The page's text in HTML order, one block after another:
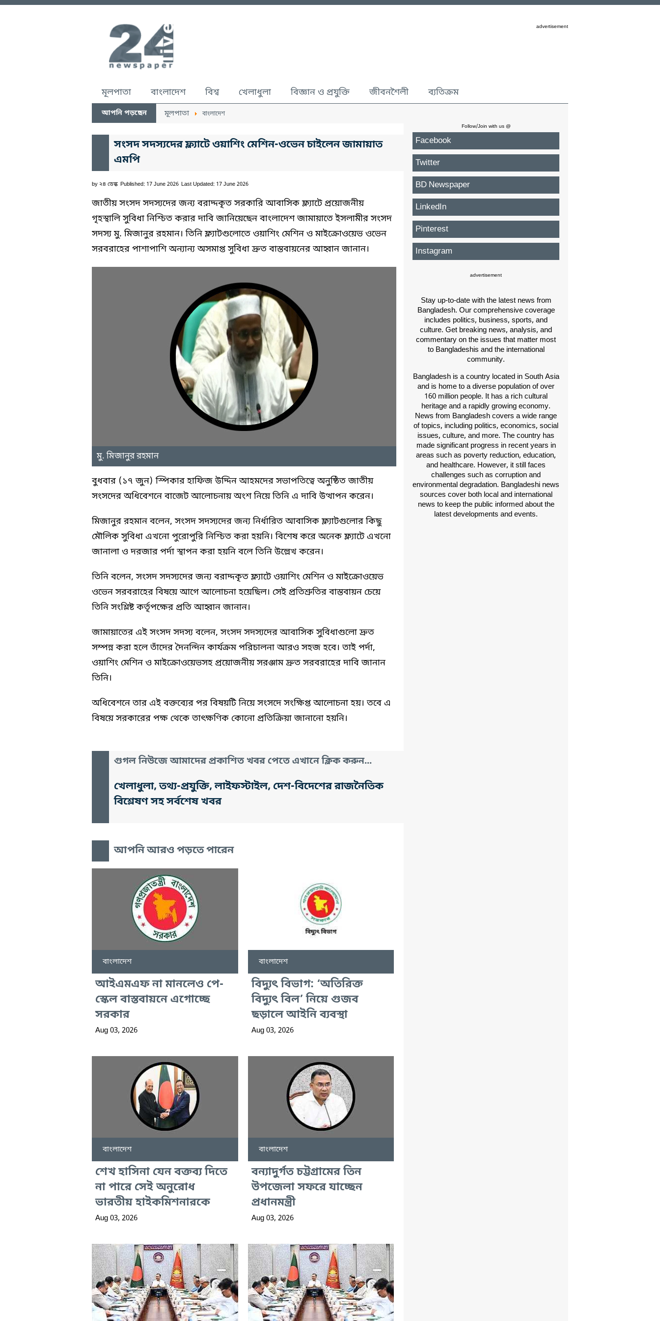
advertisement
মূলপাতা বাংলাদেশ বিশ্ব খেলাধুলা বিজ্ঞান ও প্রযুক্তি জীবনশৈলী ব্যতিক্রম
আপনি পড়ছেন মূলপাতা বাংলাদেশ
সংসদ সদস্যদের ফ্ল্যাটে ওয়াশিং মেশিন-ওভেন চাইলেন জামায়াত
এমপি
by ২৪ ডেস্ক Published: 17 June 2026 Last Updated: 17 June 2026
জাতীয় সংসদ সদস্যদের জন্য বরাদ্দকৃত সরকারি আবাসিক ফ্ল্যাটে প্রয়োজনীয়
গৃহস্থালি সুবিধা নিশ্চিত করার দাবি জানিয়েছেন বাংলাদেশ জামায়াতে ইসলামীর সংসদ
সদস্য মু. মিজানুর রহমান। তিনি ফ্ল্যাটগুলোতে ওয়াশিং মেশিন ও মাইক্রোওয়েভ ওভেন
সরবরাহের পাশাপাশি অন্যান্য অসমাপ্ত সুবিধা দ্রুত বাস্তবায়নের আহ্বান জানান।
মু. মিজানুর রহমান
বুধবার (১৭ জুন) স্পিকার হাফিজ উদ্দিন আহমদের সভাপতিত্বে অনুষ্ঠিত জাতীয়
সংসদের অধিবেশনে বাজেট আলোচনায় অংশ নিয়ে তিনি এ দাবি উত্থাপন করেন।
মিজানুর রহমান বলেন, সংসদ সদস্যদের জন্য নির্ধারিত আবাসিক ফ্ল্যাটগুলোর কিছু
মৌলিক সুবিধা এখনো পুরোপুরি নিশ্চিত করা হয়নি। বিশেষ করে অনেক ফ্ল্যাটে এখনো
জানালা ও দরজার পর্দা স্থাপন করা হয়নি বলে তিনি উল্লেখ করেন।
তিনি বলেন, সংসদ সদস্যদের জন্য বরাদ্দকৃত ফ্ল্যাটে ওয়াশিং মেশিন ও মাইক্রোওয়েভ
ওভেন সরবরাহের বিষয়ে আগে আলোচনা হয়েছিল। সেই প্রতিশ্রুতির বাস্তবায়ন চেয়ে
তিনি সংশ্লিষ্ট কর্তৃপক্ষের প্রতি আহ্বান জানান।
জামায়াতের এই সংসদ সদস্য বলেন, সংসদ সদস্যদের আবাসিক সুবিধাগুলো দ্রুত
সম্পন্ন করা হলে তাঁদের দৈনন্দিন কার্যক্রম পরিচালনা আরও সহজ হবে। তাই পর্দা,
ওয়াশিং মেশিন ও মাইক্রোওয়েভসহ প্রয়োজনীয় সরঞ্জাম দ্রুত সরবরাহের দাবি জানান
তিনি।
অধিবেশনে তার এই বক্তব্যের পর বিষয়টি নিয়ে সংসদে সংক্ষিপ্ত আলোচনা হয়। তবে এ
বিষয়ে সরকারের পক্ষ থেকে তাৎক্ষণিক কোনো প্রতিক্রিয়া জানানো হয়নি।
গুগল নিউজে আমাদের প্রকাশিত খবর পেতে এখানে ক্লিক করুন...
খেলাধুলা, তথ্য-প্রযুক্তি, লাইফস্টাইল, দেশ-বিদেশের রাজনৈতিক
বিশ্লেষণ সহ সর্বশেষ খবর
আপনি আরও পড়তে পারেন
বাংলাদেশ
আইএমএফ না মানলেও পে-
স্কেল বাস্তবায়নে এগোচ্ছে
সরকার
Aug 03, 2026
বাংলাদেশ
বিদ্যুৎ বিভাগ: ‘অতিরিক্ত
বিদ্যুৎ বিল’ নিয়ে গুজব
ছড়ালে আইনি ব্যবস্থা
Aug 03, 2026
বাংলাদেশ
শেখ হাসিনা যেন বক্তব্য দিতে
না পারে সেই অনুরোধ
ভারতীয় হাইকমিশনারকে
Aug 03, 2026
বাংলাদেশ
বন্যাদুর্গত চট্টগ্রামের তিন
উপজেলা সফরে যাচ্ছেন
প্রধানমন্ত্রী
Aug 03, 2026
Follow/Join with us @
Facebook
Twitter
BD Newspaper
LinkedIn
Pinterest
Instagram
advertisement
Stay up-to-date with the latest news from
Bangladesh. Our comprehensive coverage
includes politics, business, sports, and
culture. Get breaking news, analysis, and
commentary on the issues that matter most
to Bangladeshis and the international
community.
Bangladesh is a country located in South Asia
and is home to a diverse population of over
160 million people. It has a rich cultural
heritage and a rapidly growing economy.
News from Bangladesh covers a wide range
of topics, including politics, economics, social
issues, culture, and more. The country has
made significant progress in recent years in
areas such as poverty reduction, education,
and healthcare. However, it still faces
challenges such as corruption and
environmental degradation. Bangladeshi news
sources cover both local and international
news to keep the public informed about the
latest developments and events.